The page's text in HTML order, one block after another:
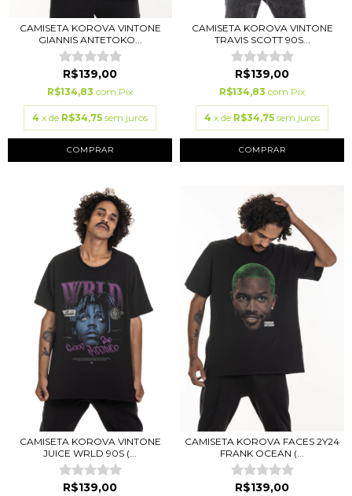
CAMISETA KOROVA VINTONE
GIANNIS ANTETOKO...
R$139,00
R$134,83 com Pix
4 x de R$34,75 sem juros
COMPRAR
CAMISETA KOROVA VINTONE
TRAVIS SCOTT 90S...
R$139,00
R$134,83 com Pix
4 x de R$34,75 sem juros
COMPRAR
CAMISETA KOROVA VINTONE
JUICE WRLD 90S (...
R$139,00
CAMISETA KOROVA FACES 2Y24
FRANK OCEAN (...
R$139,00